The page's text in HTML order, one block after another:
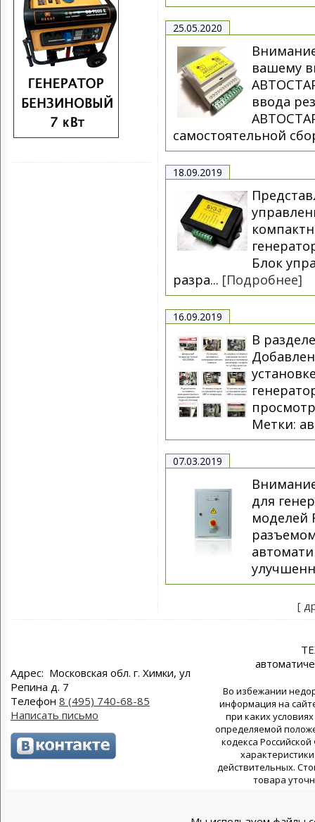
25.05.2020
вашему
ввода
самостоятельной
18.09.2019
Блок
разра... [Подробнее]
16.09.2019
В
Метки:
07.03.2019
для
моделей
[
Адрес: Московская обл. г. Химки, ул
Репина д. 7
Телефон 8 (495) 740-68-85
Написать письмо
Во избежании
информация на
при каких
определяемой
кодекса
действительных.
товара